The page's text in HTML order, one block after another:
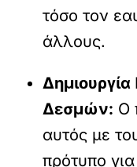
τόσο τον
άλλους.
Δεσμών: Ο
αυτός με
πρότυπο